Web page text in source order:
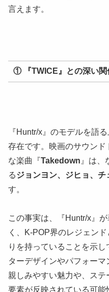
言えます。
① 『TWICE』との深い関
『Huntr/x』のモデルを語
存在です。映画のサウン
な楽曲『Takedown 』は、
るジョンヨン、ジヒョ、チ
す。
この事実は、『Huntr/x』
く、K-POP界のレジェン
りを持っていることを示
ターデザインやパフォーマ
親しみやすい魅力や、ス
要素が反映されている可能